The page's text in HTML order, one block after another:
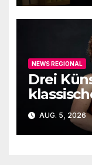
NEWS REGIONAL
Drei
Kirche
AUG. 5, 2026